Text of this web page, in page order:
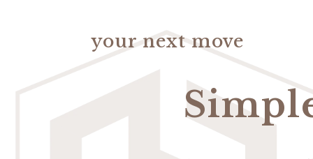
your next move